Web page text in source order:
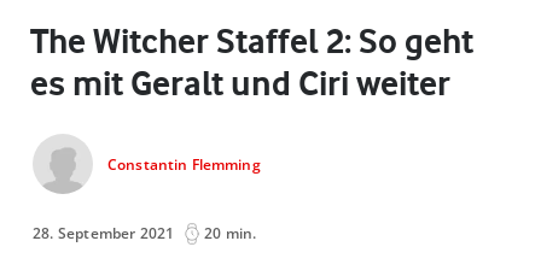
The Witcher Staffel 2: So geht
es mit Geralt und Ciri weiter
Constantin Flemming
28. September 2021 20 min.